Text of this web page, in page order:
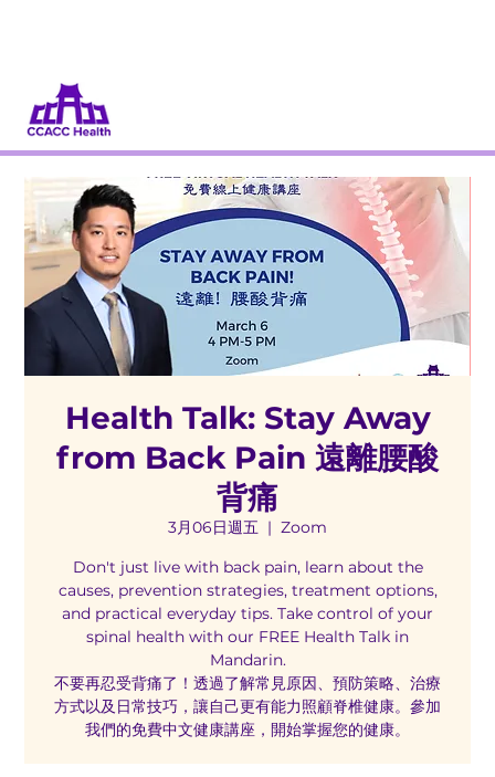
Health Talk: Stay Away
from Back Pain 遠離腰酸
背痛
3月06日週五
  |
Zoom
Don't just live with back pain, learn about the
causes, prevention strategies, treatment options,
and practical everyday tips. Take control of your
spinal health with our FREE Health Talk in
Mandarin.
不要再忍受背痛了！透過了解常見原因、預防策略、治療
方式以及日常技巧，讓自己更有能力照顧脊椎健康。參加
我們的免費中文健康講座，開始掌握您的健康。